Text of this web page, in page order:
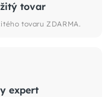
tovar
tovaru ZDARMA.
expert